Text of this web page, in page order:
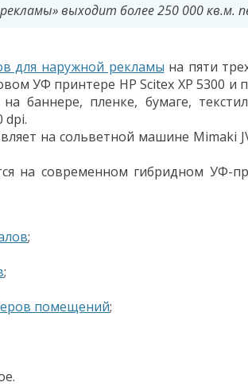
выходит более 250 000 кв.м.
для наружной рекламы на пяти
УФ принтере HP Scitex XP 5300
баннере, пленке, бумаге,
dpi.
на сольветной машине Mimaki
на современном гибридном УФ-
;
;
помещений;